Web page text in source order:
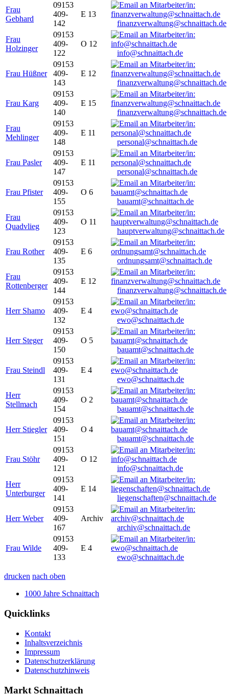
Frau
Gebhard
09153
409-
142
E 13
finanzverwaltung@schnaittach.de
Frau
Holzinger
09153
409-
122
O 12
info@schnaittach.de
Frau Hüßner
09153
409-
143
E 12
finanzverwaltung@schnaittach.de
Frau Karg
09153
409-
140
E 15
finanzverwaltung@schnaittach.de
Frau
Mehlinger
09153
409-
148
E 11
personal@schnaittach.de
Frau Pasler
09153
409-
147
E 11
personal@schnaittach.de
Frau Pfister
09153
409-
155
O 6
bauamt@schnaittach.de
Frau
Quadvlieg
09153
409-
123
O 11
hauptverwaltung@schnaittach.de
Frau Rother
09153
409-
135
E 6
ordnungsamt@schnaittach.de
Frau
Rottenberger
09153
409-
144
E 12
finanzverwaltung@schnaittach.de
Herr Shamo
09153
409-
132
E 4
ewo@schnaittach.de
Herr Steger
09153
409-
150
O 5
bauamt@schnaittach.de
Frau Steindl
09153
409-
131
E 4
ewo@schnaittach.de
Herr
Stellmach
09153
409-
154
O 2
bauamt@schnaittach.de
Herr Stiegler
09153
409-
151
O 4
bauamt@schnaittach.de
Frau Stöhr
09153
409-
121
O 12
info@schnaittach.de
Herr
Unterburger
09153
409-
141
E 14
liegenschaften@schnaittach.de
Herr Weber
09153
409-
167
Archiv
archiv@schnaittach.de
Frau Wilde
09153
409-
133
E 4
ewo@schnaittach.de
drucken nach oben
1000 Jahre Schnaittach
Quicklinks
Kontakt
Inhaltsverzeichnis
Impressum
Datenschutzerklärung
Datenschutzhinweis
Markt Schnaittach